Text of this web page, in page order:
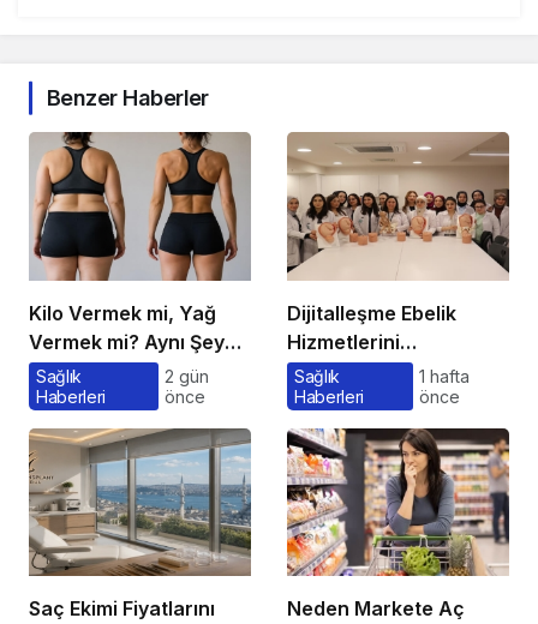
Benzer Haberler
Kilo Vermek mi, Yağ
Vermek mi? Aynı Şey
Sanıyoruz Ama Değil!
Sağlık
Haberleri
2 gün
önce
Dijitalleşme Ebelik
Hizmetlerini
Dönüştürüyor
Sağlık
Haberleri
1 hafta
önce
Saç Ekimi Fiyatlarını
Neden Markete Aç